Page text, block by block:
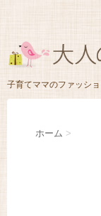
子育てママのファッシ
ホーム >